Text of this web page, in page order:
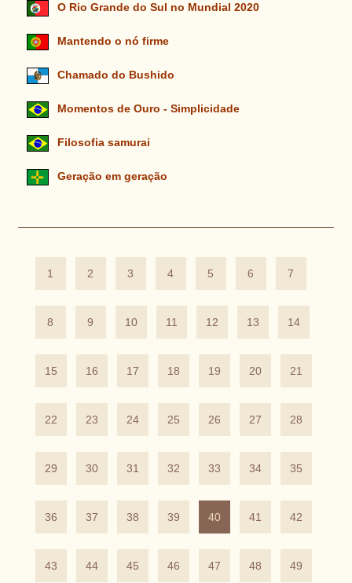
O Rio Grande do Sul no Mundial 2020
Mantendo o nó firme
Chamado do Bushido
Momentos de Ouro - Simplicidade
Filosofia samurai
Geração em geração
1 2 3 4 5 6 7
8 9 10 11 12 13 14
15 16 17 18 19 20 21
22 23 24 25 26 27 28
29 30 31 32 33 34 35
36 37 38 39 40 41 42
43 44 45 46 47 48 49